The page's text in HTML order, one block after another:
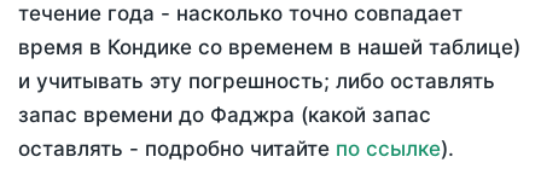
течение года - насколько точно совпадает
время в Кондике со временем в нашей таблице)
и учитывать эту погрешность; либо оставлять
запас времени до Фаджра (какой запас
оставлять - подробно читайте по ссылке).